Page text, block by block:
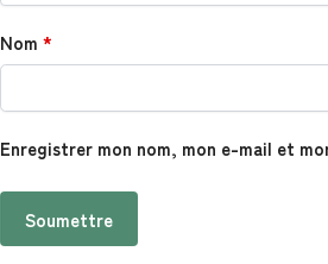
Nom *
Enregistrer mon nom, mon e-mail et